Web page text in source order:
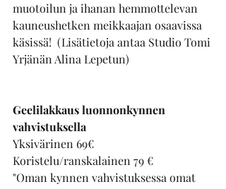
muotoilun ja ihanan hemmottelevan
kauneushetken meikkaajan osaavissa
käsissä!  (Lisätietoja antaa Studio Tomi
Yrjänän Alina Lepetun)
Geelilakkaus luonnonkynnen
vahvistuksella
Yksivärinen 69€
Koristelu/ranskalainen 79 €
"Oman kynnen vahvistuksessa omat